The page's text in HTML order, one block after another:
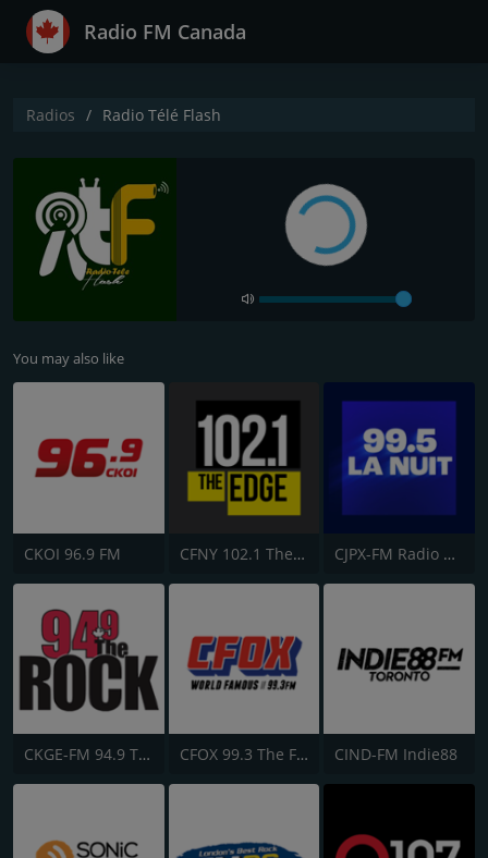
Radio FM Canada
Radios Radio Télé Flash
You may also like
CKOI 96.9 FM CFNY 102.1 The Edge FM CJPX-FM Radio Classique Montréal
CKGE-FM 94.9 The Rock CFOX 99.3 The Fox CIND-FM Indie88